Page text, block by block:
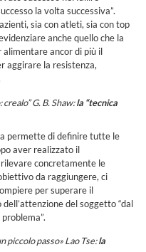
la volta successiva”.
sia con atleti, sia con top
anche quello che la
ancor di più il
aggirare la resistenza,
G. B. Shaw:la “tecnica
permette di definire tutte le
aver realizzato il
concretamente le
da raggiungere, ci
per superare il
del soggetto “dal
piccolo passo» Lao Tse:la